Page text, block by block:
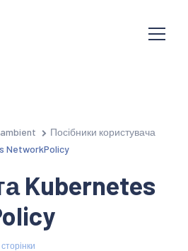
Посібники користувача
NetworkPolicy
Kubernetes